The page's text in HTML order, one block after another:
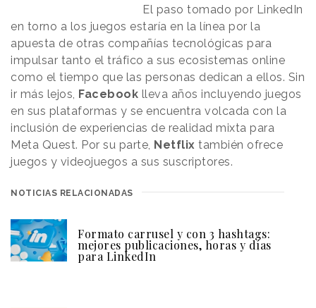
El paso tomado por LinkedIn
en torno a los juegos estaría en la línea por la
apuesta de otras compañías tecnológicas para
impulsar tanto el tráfico a sus ecosistemas online
como el tiempo que las personas dedican a ellos. Sin
ir más lejos, Facebook lleva años incluyendo juegos
en sus plataformas y se encuentra volcada con la
inclusión de experiencias de realidad mixta para
Meta Quest. Por su parte, Netflix también ofrece
juegos y videojuegos a sus suscriptores.
NOTICIAS RELACIONADAS
Formato carrusel y con 3 hashtags:
mejores publicaciones, horas y días
para LinkedIn